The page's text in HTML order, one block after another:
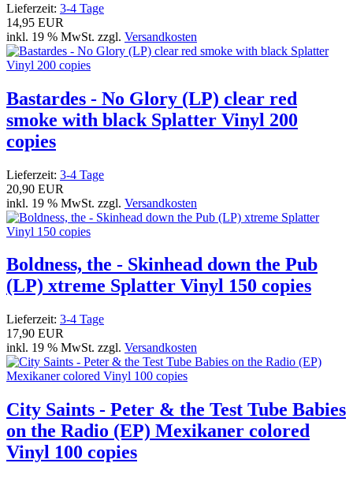
Lieferzeit: 3-4 Tage
14,95 EUR
inkl. 19 % MwSt. zzgl. Versandkosten
Bastardes - No Glory (LP) clear red
smoke with black Splatter Vinyl 200
copies
Lieferzeit: 3-4 Tage
20,90 EUR
inkl. 19 % MwSt. zzgl. Versandkosten
Boldness, the - Skinhead down the Pub
(LP) xtreme Splatter Vinyl 150 copies
Lieferzeit: 3-4 Tage
17,90 EUR
inkl. 19 % MwSt. zzgl. Versandkosten
City Saints - Peter & the Test Tube Babies
on the Radio (EP) Mexikaner colored
Vinyl 100 copies